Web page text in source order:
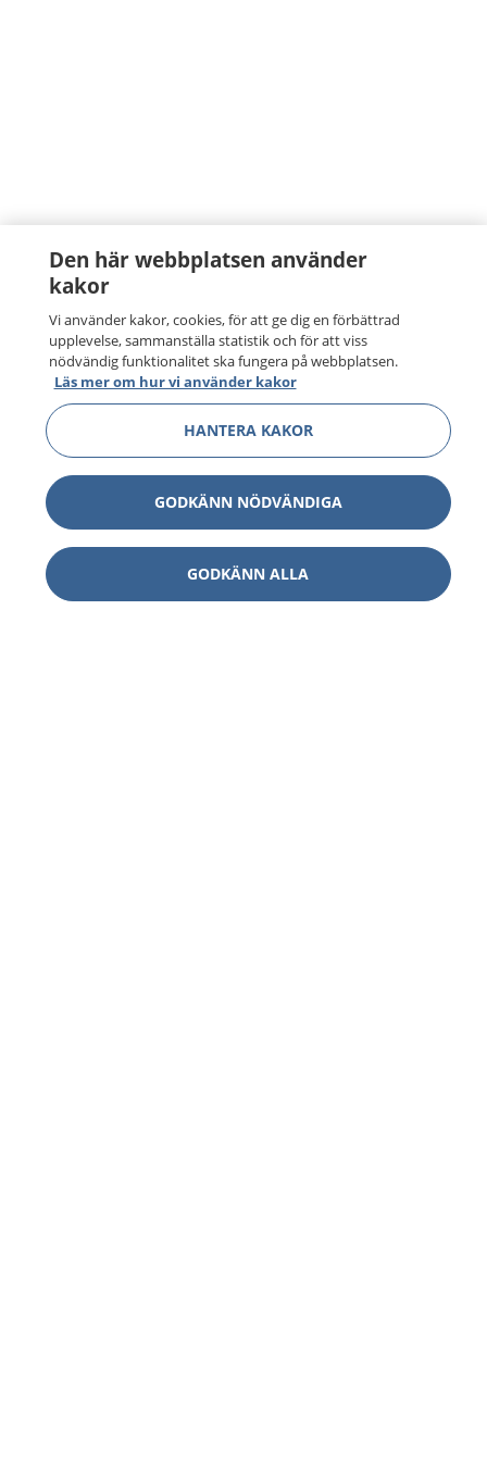
Den här webbplatsen använder
kakor
Vi använder kakor, cookies, för att ge dig en förbättrad
upplevelse, sammanställa statistik och för att viss
nödvändig funktionalitet ska fungera på webbplatsen.
Läs mer om hur vi använder kakor
HANTERA KAKOR
GODKÄNN NÖDVÄNDIGA
GODKÄNN ALLA